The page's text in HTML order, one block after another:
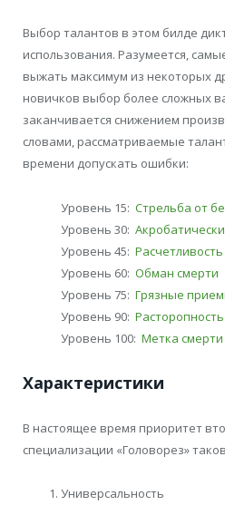
Выбор талантов в этом билде
использования. Разумеется,
выжать максимум из некоторых
новичков выбор более сложных
заканчивается снижением
словами, рассматриваемые
времени допускать ошибки:
Уровень 15: Стрельба от
Уровень 30:
Уровень 45: Расчетливость
Уровень 60: Обман смерти
Уровень 75: Грязные
Уровень 90: Расторопность
Уровень 100: Метка смерти
Характеристики
В настоящее время приоритет
специализации «Головорез»
Универсальность